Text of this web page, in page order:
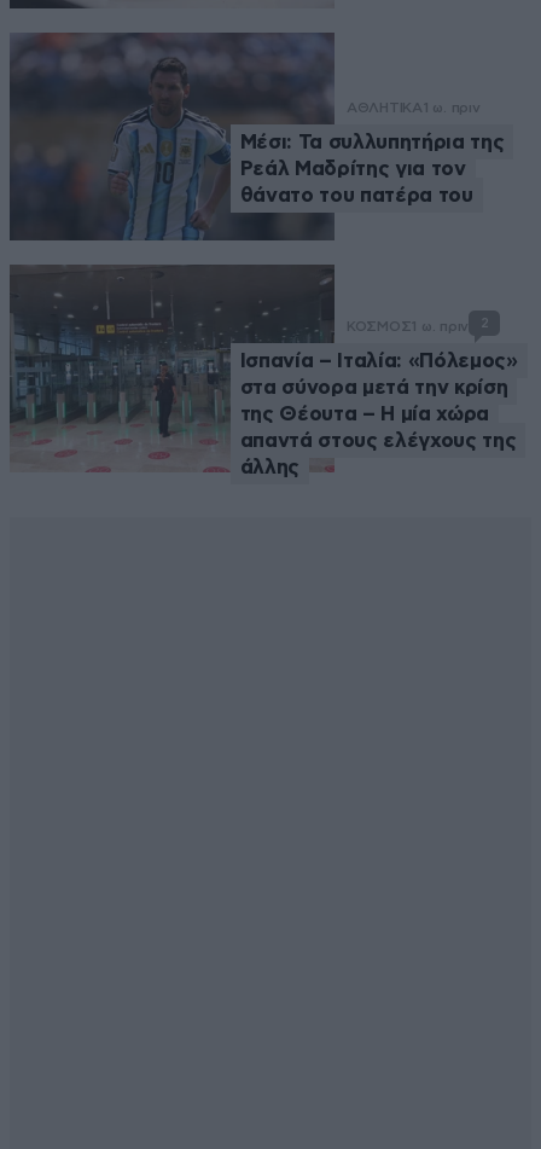
ΑΘΛΗΤΙΚΑ 1 ω. πριν
Μέσι: Τα συλλυπητήρια της
Ρεάλ Μαδρίτης για τον
θάνατο του πατέρα του
ΚΟΣΜΟΣ 1 ω. πριν 2
Ισπανία – Ιταλία: «Πόλεμος»
στα σύνορα μετά την κρίση
της Θέουτα – Η μία χώρα
απαντά στους ελέγχους της
άλλης